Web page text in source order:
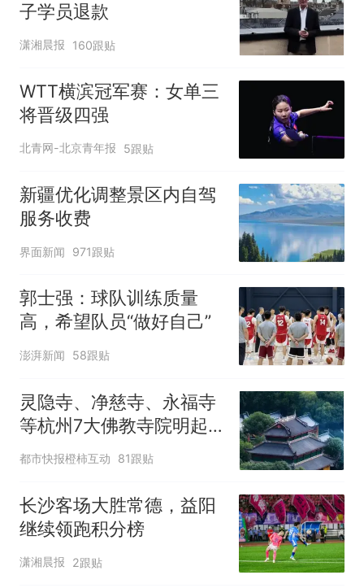
子学员退款
潇湘晨报 160跟贴
WTT横滨冠军赛：女单三
将晋级四强
北青网-北京青年报 5跟贴
新疆优化调整景区内自驾
服务收费
界面新闻 971跟贴
郭士强：球队训练质量
高，希望队员“做好自己”
澎湃新闻 58跟贴
灵隐寺、净慈寺、永福寺
等杭州7大佛教寺院明起
临时关闭，别跑空了
都市快报橙柿互动 81跟贴
长沙客场大胜常德，益阳
继续领跑积分榜
潇湘晨报 2跟贴